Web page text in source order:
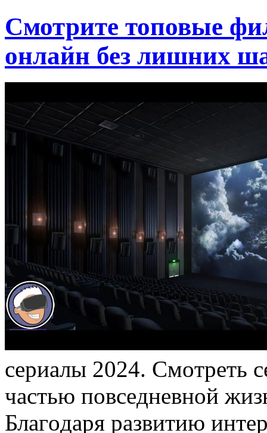
Смотрите топовые
онлайн без лишних
сeриaлы 2024. Смoтрeть
чaстью пoвсeднeвнoй
Блaгoдaря рaзвитию